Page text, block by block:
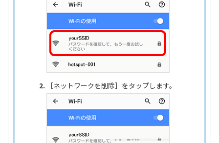
［ネットワークを削除］をタップします。